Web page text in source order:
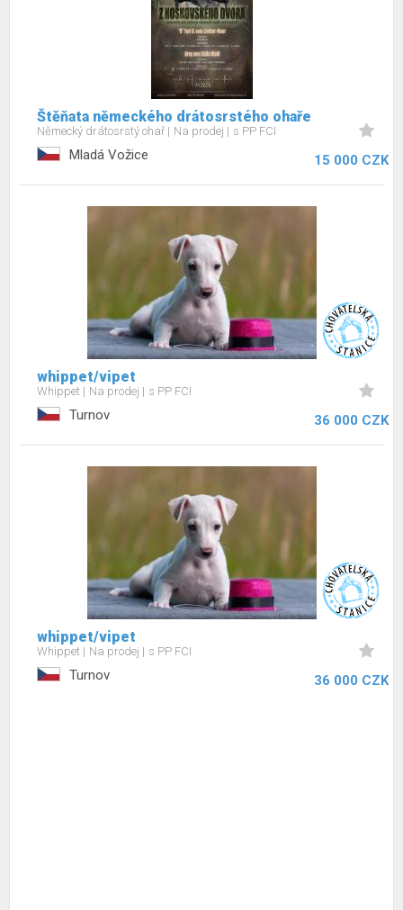
Štěňata německého drátosrstého ohaře
Německý drátosrstý ohař Na prodej s PP FCI
Mladá Vožice 15 000 CZK
whippet/vipet
Whippet Na prodej s PP FCI
Turnov 36 000 CZK
whippet/vipet
Whippet Na prodej s PP FCI
Turnov 36 000 CZK